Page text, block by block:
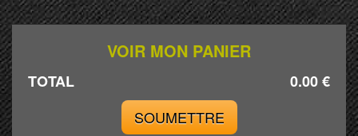
VOIR MON PANIER
TOTAL
0.00 €
SOUMETTRE